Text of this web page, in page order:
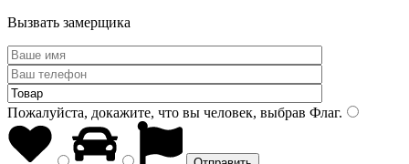
Вызвать замерщика
Пожалуйста, докажите, что вы человек, выбрав Флаг.